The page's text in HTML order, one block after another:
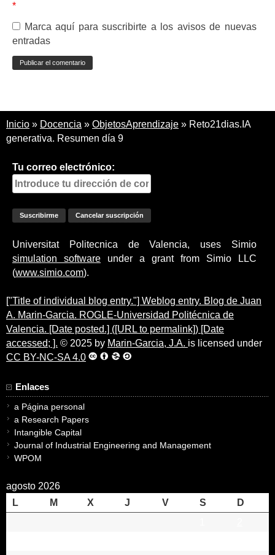
*
Marca aquí para suscribirte a los avisos de nuevas
entradas
Inicio » Docencia » ObjetosAprendizaje » Reto21dias.IA
generativa. Resumen día 9
Tu correo electrónico:
Universitat Politecnica de Valencia, uses Simio
simulation software under a grant from Simio LLC
(www.simio.com).
["Title of individual blog entry."] Weblog entry. Blog de Juan
A. Marin-Garcia. ROGLE-Universidad Politécnica de
Valencia. [Date posted.] ([URL to permalink]) [Date
accessed; ]. © 2025 by Marin-Garcia, J.A. is licensed under
CC BY-NC-SA 4.0
Enlaces
a Página personal
a Research Papers
Intangible Capital
Journal of Industrial Engineering and Management
WPOM
agosto 2026
L
M X J V S
D